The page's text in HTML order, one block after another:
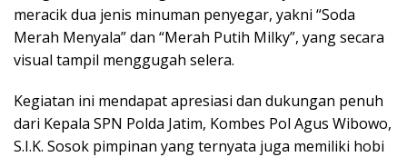
meracik dua jenis minuman penyegar, yakni “Soda
Merah Menyala” dan “Merah Putih Milky”, yang secara
visual tampil menggugah selera.
Kegiatan ini mendapat apresiasi dan dukungan penuh
dari Kepala SPN Polda Jatim, Kombes Pol Agus Wibowo,
S.I.K. Sosok pimpinan yang ternyata juga memiliki hobi